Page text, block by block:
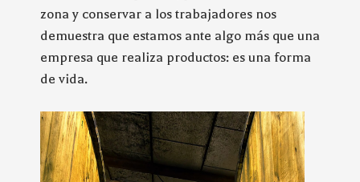
zona y conservar a los trabajadores nos
demuestra que estamos ante algo más que una
empresa que realiza productos: es una forma
de vida.